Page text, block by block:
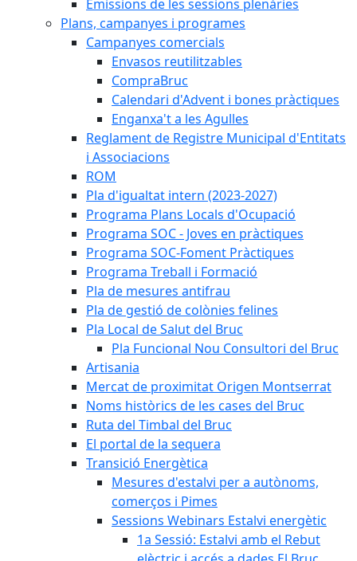
Emissions de les sessions plenàries
Plans, campanyes i programes
Campanyes comercials
Envasos reutilitzables
CompraBruc
Calendari d'Advent i bones pràctiques
Enganxa't a les Agulles
Reglament de Registre Municipal d'Entitats
i Associacions
ROM
Pla d'igualtat intern (2023-2027)
Programa Plans Locals d'Ocupació
Programa SOC - Joves en pràctiques
Programa SOC-Foment Pràctiques
Programa Treball i Formació
Pla de mesures antifrau
Pla de gestió de colònies felines
Pla Local de Salut del Bruc
Pla Funcional Nou Consultori del Bruc
Artisania
Mercat de proximitat Origen Montserrat
Noms històrics de les cases del Bruc
Ruta del Timbal del Bruc
El portal de la sequera
Transició Energètica
Mesures d'estalvi per a autònoms,
comerços i Pimes
Sessions Webinars Estalvi energètic
1a Sessió: Estalvi amb el Rebut